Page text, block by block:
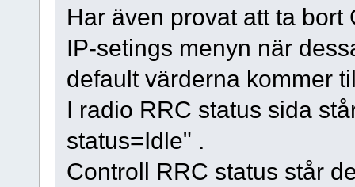
Har även provat att ta
IP-setings menyn när
default värderna kommer
I radio RRC status sida
status=Idle" .
Controll RRC status står